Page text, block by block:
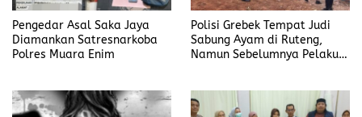
Pengedar Asal Saka Jaya
Diamankan Satresnarkoba
Polres Muara Enim
Polisi Grebek Tempat Judi
Sabung Ayam di Ruteng,
Namun Sebelumnya Pelaku